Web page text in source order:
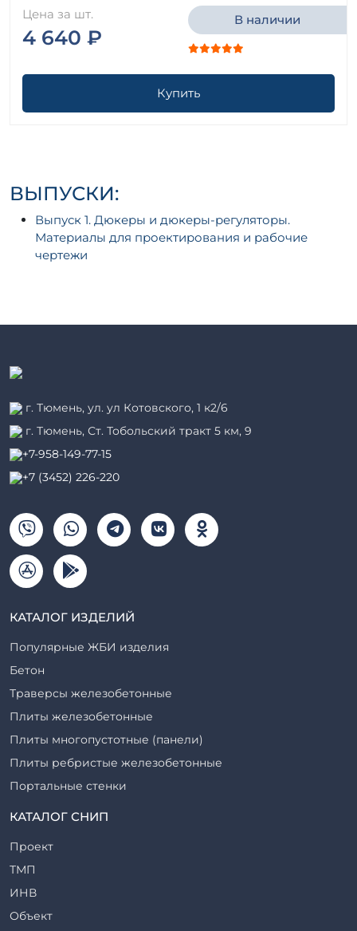
Цена за шт.
4 640 ₽
В наличии
Купить
ВЫПУСКИ:
Выпуск 1. Дюкеры и дюкеры-регуляторы.
Материалы для проектирования и рабочие
чертежи
г. Тюмень, ул. ул Котовского, 1 к2/6
г. Тюмень, ​Ст. Тобольский тракт 5 км, 9
+7-958-149-77-15
+7 (3452) 226-220
КАТАЛОГ ИЗДЕЛИЙ
Популярные ЖБИ изделия
Бетон
Траверсы железобетонные
Плиты железобетонные
Плиты многопустотные (панели)
Плиты ребристые железобетонные
Портальные стенки
Прогоны железобетонные
Ригели железобетонные
Сваи железобетонные
Стеновые блоки
Стойки железобетонные
КАТАЛОГ СНИП
Проект
ТМП
ИНВ
Объект